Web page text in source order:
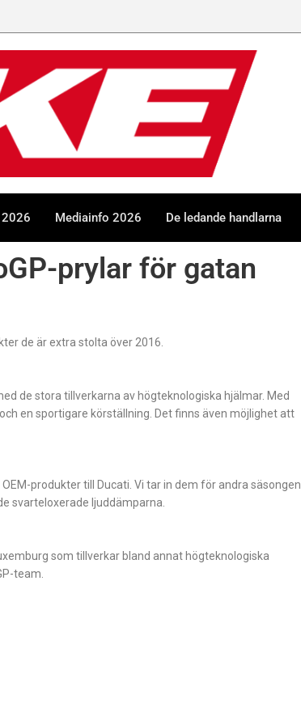
Mediainfo 2026 De ledande handlarna
prylar för gatan
de är extra stolta över 2016.
de stora tillverkarna av högteknologiska hjälmar. Med
en sportigare körställning. Det finns även möjlighet att
produkter till Ducati. Vi tar in dem för andra säsongen
svarteloxerade ljuddämparna.
som tillverkar bland annat högteknologiska
team.